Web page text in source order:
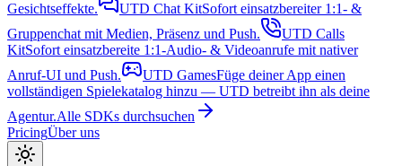
Gesichtseffekte.
UTD Chat KitSofort einsatzbereiter 1:1- &
Gruppenchat mit Medien, Präsenz und Push.
UTD Calls
KitSofort einsatzbereite 1:1-Audio- & Videoanrufe mit nativer
Anruf-UI und Push.
UTD GamesFüge deiner App einen
vollständigen Spielekatalog hinzu — UTD betreibt ihn als deine
Agentur.Alle SDKs durchsuchen
PricingÜber uns